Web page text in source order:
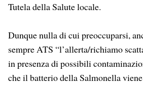
Tutela della Salute locale.
Dunque nulla di cui preoccuparsi,
sempre ATS “l’allerta/richiamo
in presenza di possibili
che il batterio della Salmonella